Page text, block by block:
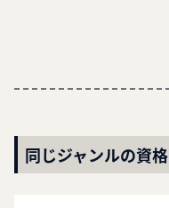
同じジャンルの資格